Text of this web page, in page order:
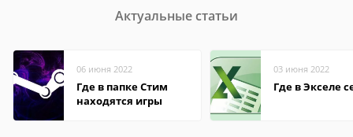
Актуальные статьи
06 июня 2022
Где в папке Стим
находятся игры
03 июня 2022
Где в Экселе